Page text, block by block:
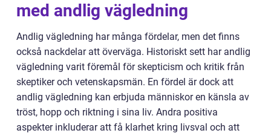
med andlig vägledning
Andlig vägledning har många fördelar, men det finns
också nackdelar att överväga. Historiskt sett har andlig
vägledning varit föremål för skepticism och kritik från
skeptiker och vetenskapsmän. En fördel är dock att
andlig vägledning kan erbjuda människor en känsla av
tröst, hopp och riktning i sina liv. Andra positiva
aspekter inkluderar att få klarhet kring livsval och att